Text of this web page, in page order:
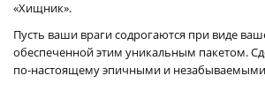
«Хищник».
Пусть ваши враги содрогаются при виде
обеспеченной этим уникальным пакетом.
по-настоящему эпичными и